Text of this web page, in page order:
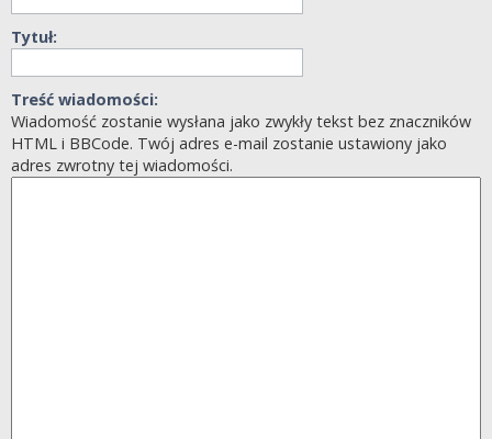
Tytuł:
Treść wiadomości:
Wiadomość zostanie wysłana jako zwykły tekst bez znaczników
HTML i BBCode. Twój adres e-mail zostanie ustawiony jako
adres zwrotny tej wiadomości.